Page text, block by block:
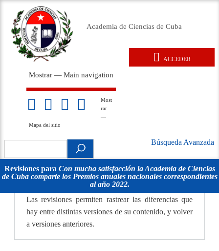
contenido
Academia de Ciencias de Cuba
Main
navigation
Mostrar — Main navigation
Inicio
Acerca de
Membresía
Premios
Eventos
Relaciones exteriores
Documentos legales
Repositorio
Noticias
sitio
Most
rar
—
Mapa del sitio
ACCEDER
Avanzada
movil
Búsqueda Avanzada
Revisiones para Con mucha satisfacción la Academia de Ciencias
de Cuba comparte los Premios anuales nacionales correspondientes
al año 2022.
Las revisiones permiten rastrear las diferencias que
hay entre distintas versiones de su contenido, y volver
a versiones anteriores.